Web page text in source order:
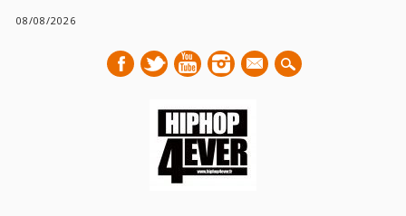
08/08/2026
mail